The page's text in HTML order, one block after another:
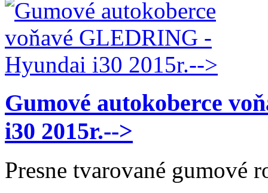
Gumové autokoberce
i30 2015r.-->
Presne tvarované gumové